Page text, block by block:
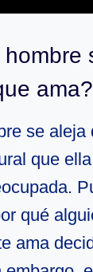
ama?
se aleja
que
qué
ama